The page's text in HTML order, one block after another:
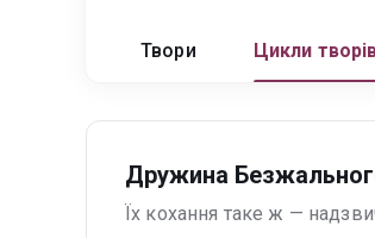
Твори Цикли творів
Дружина
Їх кохання таке ж —